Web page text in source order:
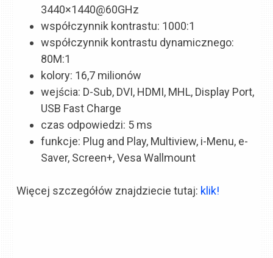
3440×1440@60GHz
współczynnik kontrastu: 1000:1
współczynnik kontrastu dynamicznego:
80M:1
kolory: 16,7 milionów
wejścia: D-Sub, DVI, HDMI, MHL, Display Port,
USB Fast Charge
czas odpowiedzi: 5 ms
funkcje: Plug and Play, Multiview, i-Menu, e-
Saver, Screen+, Vesa Wallmount
Więcej szczegółów znajdziecie tutaj: klik!